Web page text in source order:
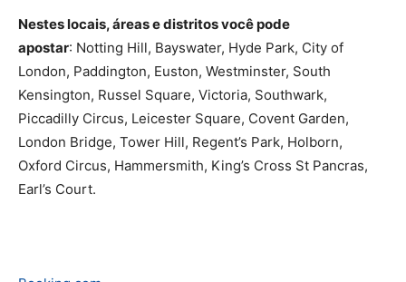
Nestes locais, áreas e distritos você pode
apostar: Notting Hill, Bayswater, Hyde Park, City of
London, Paddington, Euston, Westminster, South
Kensington, Russel Square, Victoria, Southwark,
Piccadilly Circus, Leicester Square, Covent Garden,
London Bridge, Tower Hill, Regent’s Park, Holborn,
Oxford Circus, Hammersmith, King’s Cross St Pancras,
Earl’s Court.